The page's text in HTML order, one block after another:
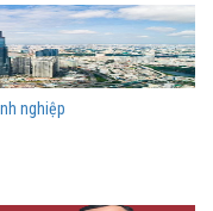
nghiệp